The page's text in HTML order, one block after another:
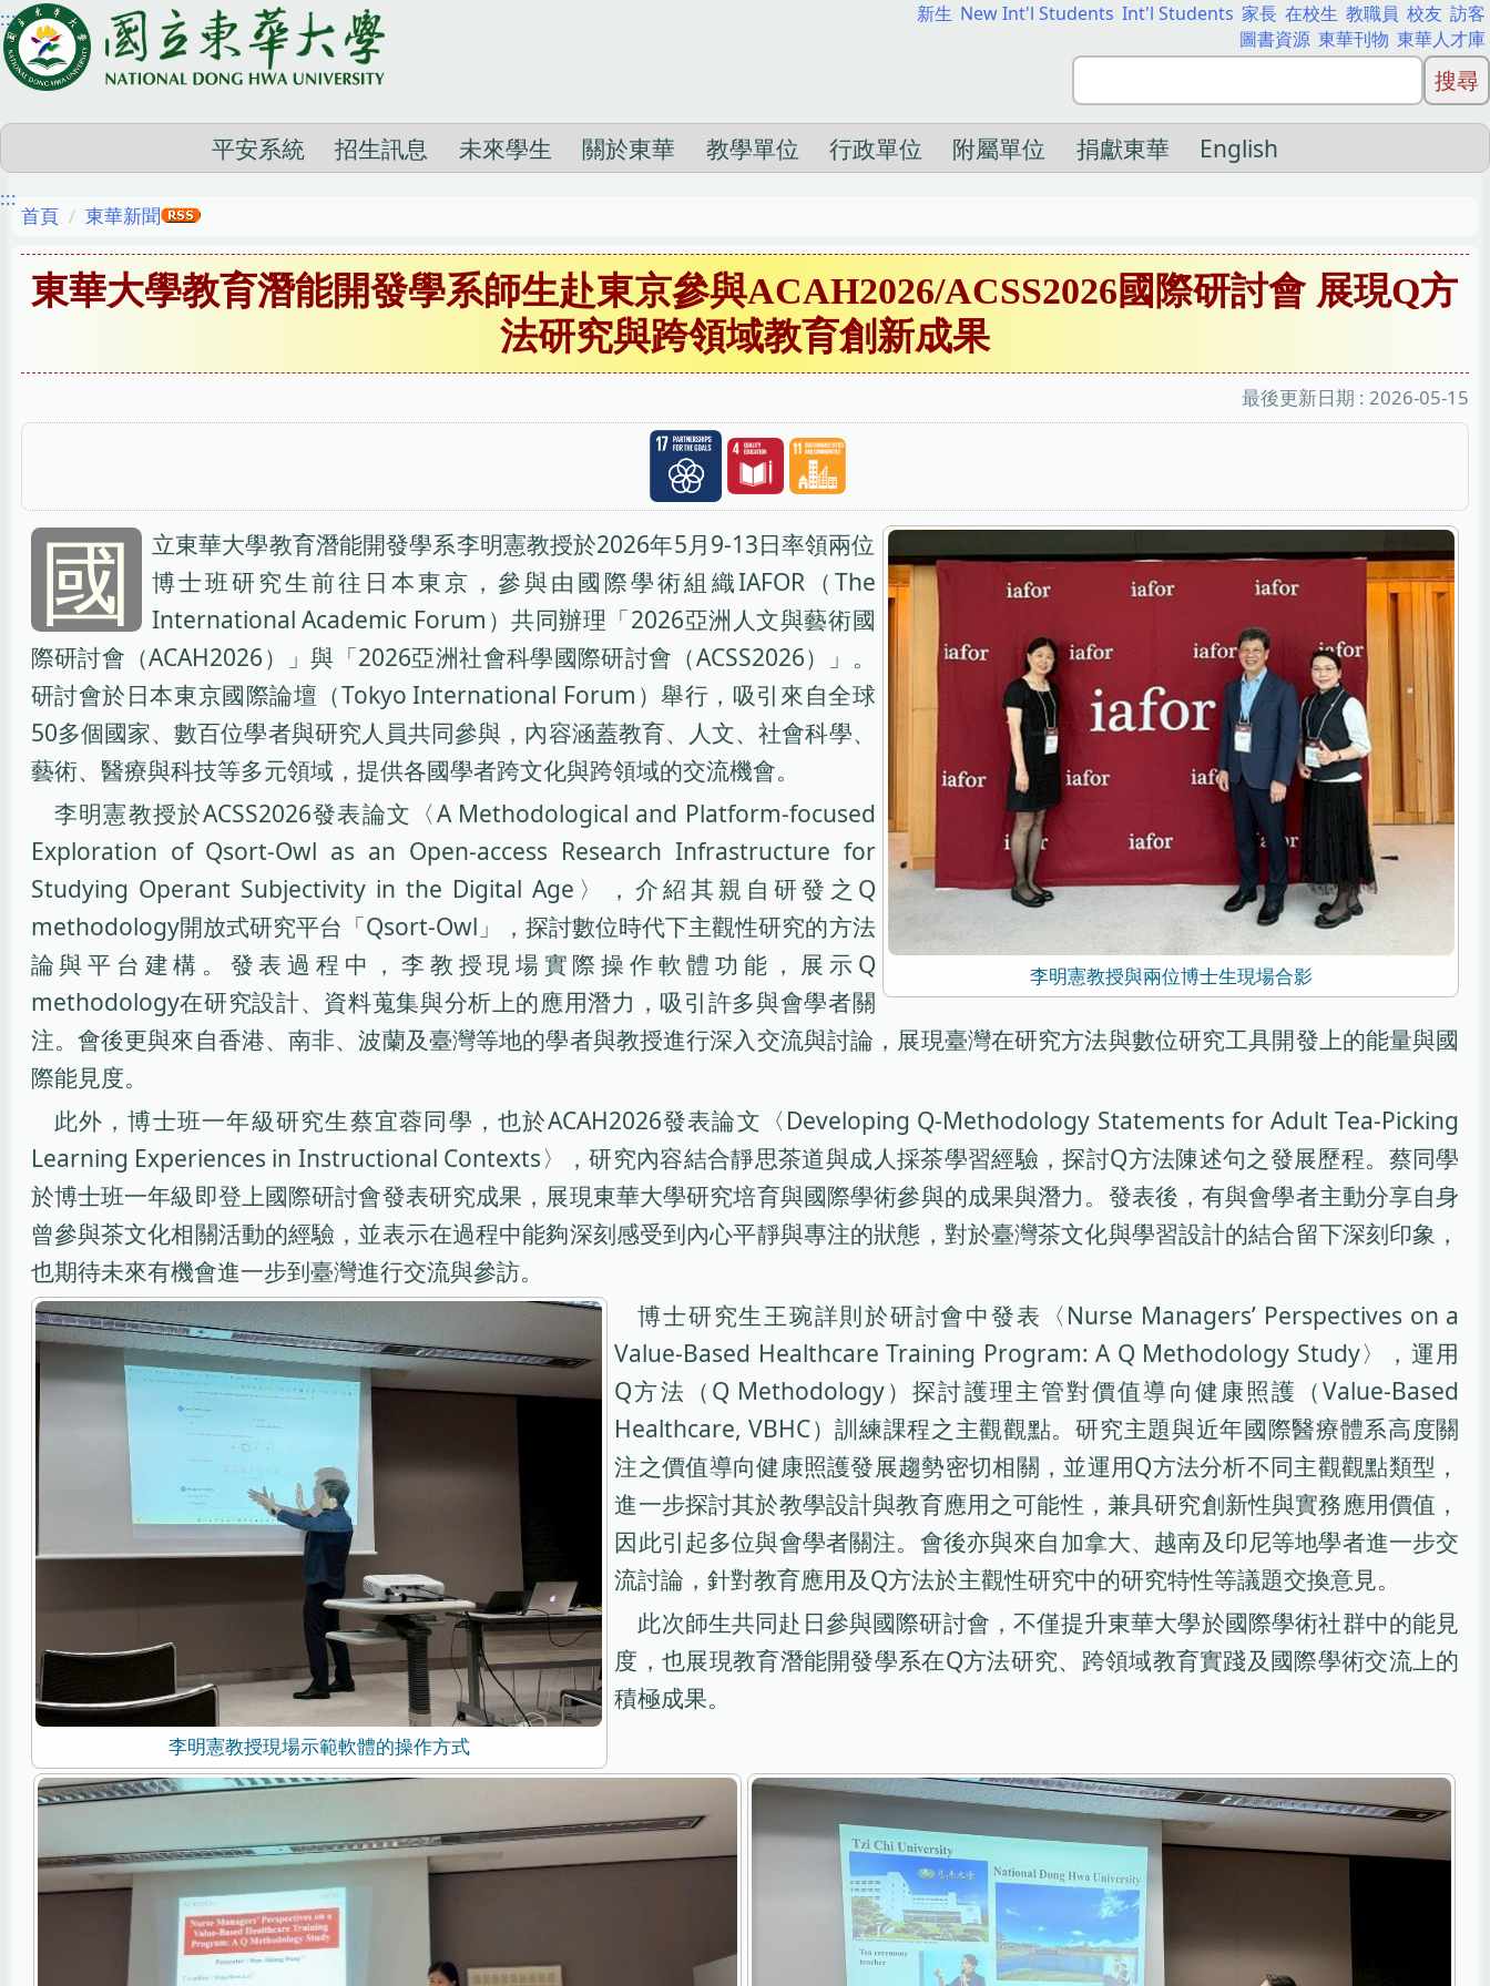
跳
到
主
容
區
::: 新生 New Int'l Students Int'l Students 家長 在校生 教職員 校友 訪客
圖書資源 東華刊物 東華人才庫
平安系統 招生訊息 未來學生 關於東華 教學單位 行政單位 附屬單位 捐獻東華 English
:::
首頁 東華新聞
東華大學教育潛能開發學系師生赴東京參與ACAH2026/ACSS2026國際研討會 展現Q方
法研究與跨領域教育創新成果
最後更新日期 : 2026-05-15
李明憲教授與兩位博士生現場合影
國
立東華大學教育潛能開發學系李明憲教授於2026年5月9-13日率領兩位
博士班研究生前往日本東京，參與由國際學術組織IAFOR（The
International Academic Forum）共同辦理「2026亞洲人文與藝術國
際研討會（ACAH2026）」與「2026亞洲社會科學國際研討會（ACSS2026）」。
研討會於日本東京國際論壇（Tokyo International Forum）舉行，吸引來自全球
50多個國家、數百位學者與研究人員共同參與，內容涵蓋教育、人文、社會科學、
藝術、醫療與科技等多元領域，提供各國學者跨文化與跨領域的交流機會。
李明憲教授於ACSS2026發表論文〈A Methodological and Platform-focused
Exploration of Qsort-Owl as an Open-access Research Infrastructure for
Studying Operant Subjectivity in the Digital Age〉，介紹其親自研發之Q
methodology開放式研究平台「Qsort-Owl」，探討數位時代下主觀性研究的方法
論與平台建構。發表過程中，李教授現場實際操作軟體功能，展示Q
methodology在研究設計、資料蒐集與分析上的應用潛力，吸引許多與會學者關
注。會後更與來自香港、南非、波蘭及臺灣等地的學者與教授進行深入交流與討論，展現臺灣在研究方法與數位研究工具開發上的能量與國
際能見度。
此外，博士班一年級研究生蔡宜蓉同學，也於ACAH2026發表論文〈Developing Q-Methodology Statements for Adult Tea-Picking
Learning Experiences in Instructional Contexts〉，研究內容結合靜思茶道與成人採茶學習經驗，探討Q方法陳述句之發展歷程。蔡同學
於博士班一年級即登上國際研討會發表研究成果，展現東華大學研究培育與國際學術參與的成果與潛力。發表後，有與會學者主動分享自身
曾參與茶文化相關活動的經驗，並表示在過程中能夠深刻感受到內心平靜與專注的狀態，對於臺灣茶文化與學習設計的結合留下深刻印象，
也期待未來有機會進一步到臺灣進行交流與參訪。
李明憲教授現場示範軟體的操作方式
博士研究生王琬詳則於研討會中發表〈Nurse Managers’ Perspectives on a
Value-Based Healthcare Training Program: A Q Methodology Study〉，運用
Q方法（Q Methodology）探討護理主管對價值導向健康照護（Value-Based
Healthcare, VBHC）訓練課程之主觀觀點。研究主題與近年國際醫療體系高度關
注之價值導向健康照護發展趨勢密切相關，並運用Q方法分析不同主觀觀點類型，
進一步探討其於教學設計與教育應用之可能性，兼具研究創新性與實務應用價值，
因此引起多位與會學者關注。會後亦與來自加拿大、越南及印尼等地學者進一步交
流討論，針對教育應用及Q方法於主觀性研究中的研究特性等議題交換意見。
此次師生共同赴日參與國際研討會，不僅提升東華大學於國際學術社群中的能見
度，也展現教育潛能開發學系在Q方法研究、跨領域教育實踐及國際學術交流上的
積極成果。